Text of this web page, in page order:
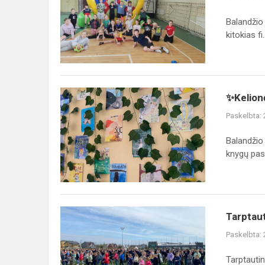
ugdymo
pamokos
kitokias
✨Kelionė
per
knygų
pasaulį✨
Paskelbta:
knygų
Tarptautinės
dienos
minėjimas
Paskelbta: